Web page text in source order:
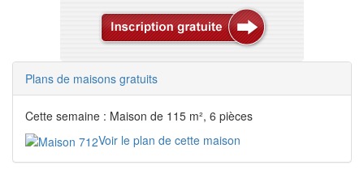
Plans de maisons gratuits
Cette semaine : Maison de 115 m², 6 pièces
Voir le plan de cette maison